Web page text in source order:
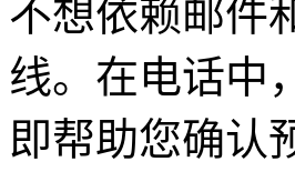
不想依赖邮件
线。在电话中
即帮助您确认